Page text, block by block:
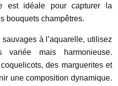
est idéale pour capturer la
bouquets champêtres.
à l’aquarelle, utilisez
mais harmonieuse.
des marguerites et
une composition dynamique.